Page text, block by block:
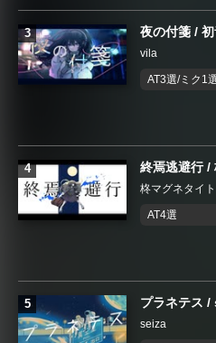
夜の付箋 / 初
vila
AT3選/ミク1
終焉逃避行 /
柊マグネタイト
AT4選
プラネテス /
seiza